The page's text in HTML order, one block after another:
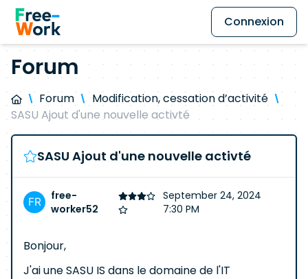
Connexion
Forum
Forum
Modification, cessation d’activité
SASU Ajout d'une nouvelle activté
SASU Ajout d'une nouvelle activté
free-
worker52
September 24, 2024
7:30 PM
Bonjour,
J'ai une SASU IS dans le domaine de l'IT